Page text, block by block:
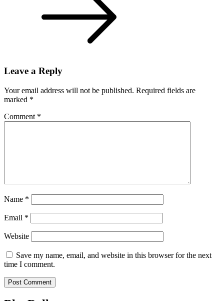
Leave a Reply
Your email address will not be published. Required fields are
marked *
Comment *
Name *
Email *
Website
Save my name, email, and website in this browser for the next
time I comment.